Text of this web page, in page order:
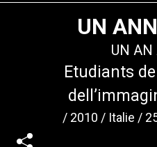
UN
UN AN
Etudiants
2010 Italie